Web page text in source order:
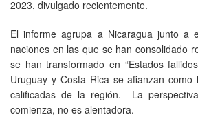
2023, divulgado recientemente.
El informe agrupa a Nicaragua junto a
naciones en las que se han consolidado
se han transformado en “Estados
Uruguay y Costa Rica se afianzan como
calificadas de la región. La
comienza, no es alentadora.